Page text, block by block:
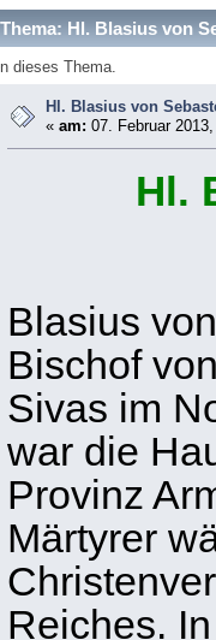
Thema: Hl. Blasius von
dieses Thema.
Hl. Blasius von
«am: 07. Februar
Hl.
Blasius
Bischof
Sivas im
war die
Provinz
Märtyrer
Reiches.